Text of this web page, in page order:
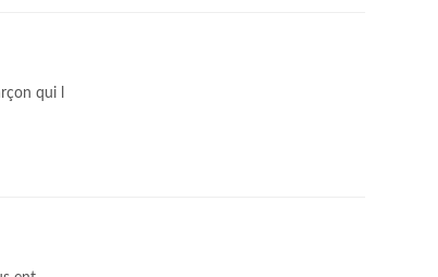
qui l